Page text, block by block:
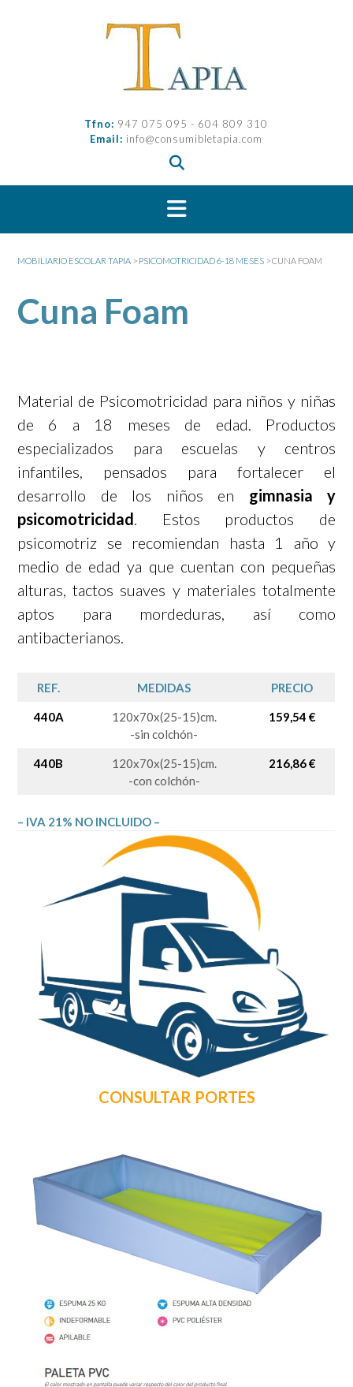
Tfno: 947 075 095 - 604 809 310
Email: info@consumibletapia.com
MOBILIARIO ESCOLAR TAPIA > PSICOMOTRICIDAD 6-18 MESES >CUNA FOAM
Cuna Foam
Material de Psicomotricidad para niños y niñas
de 6 a 18 meses de edad. Productos
especializados para escuelas y centros
infantiles, pensados para fortalecer el
desarrollo de los niños en gimnasia y
psicomotricidad . Estos productos de
psicomotriz se recomiendan hasta 1 año y
medio de edad ya que cuentan con pequeñas
alturas, tactos suaves y materiales totalmente
aptos para mordeduras, así como
antibacterianos.
REF. MEDIDAS PRECIO
440A
120x70x(25-15)cm.
-sin colchón-
159,54 €
440B
120x70x(25-15)cm.
-con colchón-
216,86 €
– IVA 21% NO INCLUIDO –
CONSULTAR PORTES